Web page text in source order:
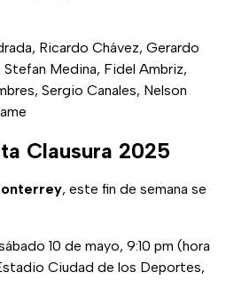
Ricardo Chávez, Gerardo
Medina, Fidel Ambriz,
Sergio Canales, Nelson
Clausura 2025
, este fin de semana se
10 de mayo, 9:10 pm (hora
Ciudad de los Deportes,